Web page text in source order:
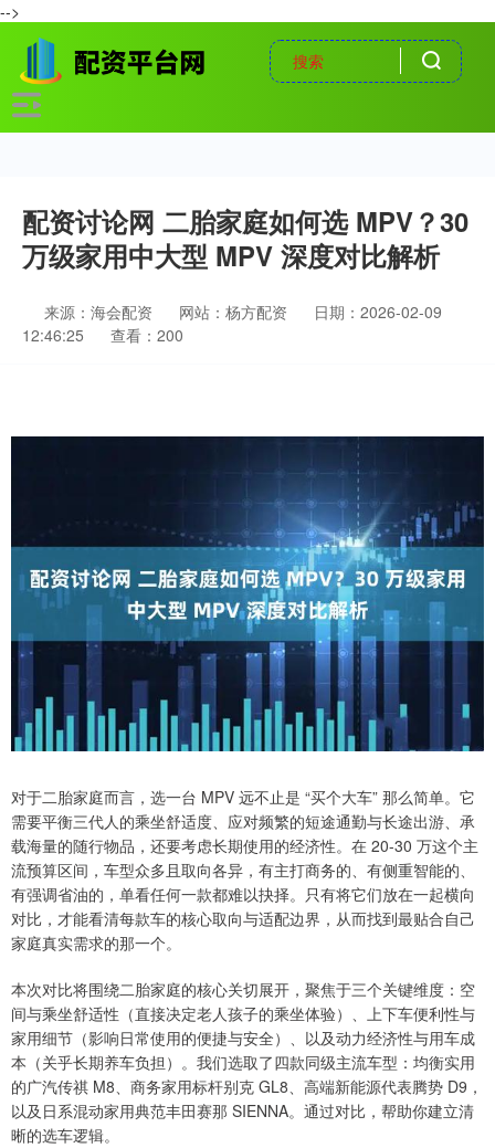
-->
配资讨论网 二胎家庭如何选 MPV？30
万级家用中大型 MPV 深度对比解析
来源：海会配资 网站：杨方配资
日期：2026-02-09
12:46:25
查看：200
对于二胎家庭而言，选一台 MPV 远不止是 “买个大车” 那么简单。它
需要平衡三代人的乘坐舒适度、应对频繁的短途通勤与长途出游、承
载海量的随行物品，还要考虑长期使用的经济性。在 20-30 万这个主
流预算区间，车型众多且取向各异，有主打商务的、有侧重智能的、
有强调省油的，单看任何一款都难以抉择。只有将它们放在一起横向
对比，才能看清每款车的核心取向与适配边界，从而找到最贴合自己
家庭真实需求的那一个。
本次对比将围绕二胎家庭的核心关切展开，聚焦于三个关键维度：空
间与乘坐舒适性（直接决定老人孩子的乘坐体验）、上下车便利性与
家用细节（影响日常使用的便捷与安全）、以及动力经济性与用车成
本（关乎长期养车负担）。我们选取了四款同级主流车型：均衡实用
的广汽传祺 M8、商务家用标杆别克 GL8、高端新能源代表腾势 D9，
以及日系混动家用典范丰田赛那 SIENNA。通过对比，帮助你建立清
晰的选车逻辑。